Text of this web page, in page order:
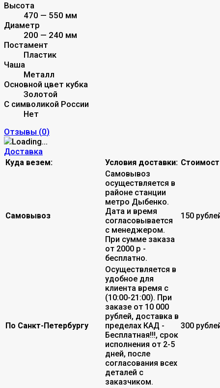
Высота
470 — 550 мм
Диаметр
200 — 240 мм
Постамент
Пластик
Чаша
Металл
Основной цвет кубка
Золотой
С символикой России
Нет
Отзывы (0)
Доставка
Куда везем: Условия доставки:
Самовывоз
Самовывоз
осуществляется в
районе станции
метро Дыбенко.
Дата и время
согласовывается
с менеджером.
При сумме заказа
от 2000 р -
бесплатно.
150
По Санкт-Петербургу
Осуществляется в
удобное для
клиента время с
(10:00-21:00). При
заказе от 10 000
рублей, доставка в
пределах КАД -
Бесплатная!!!, срок
исполнения от 2-5
дней, после
согласования всех
деталей с
заказчиком.
300